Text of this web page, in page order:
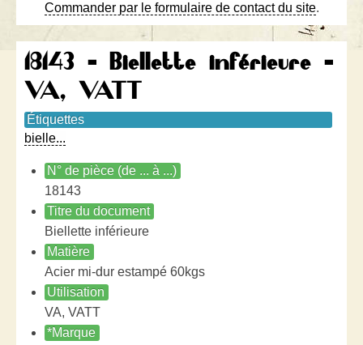
Commander par le formulaire de contact du site.
18143 - Biellette inférieure -
VA, VATT
Étiquettes
bielle...
N° de pièce (de ... à ...)
18143
Titre du document
Biellette inférieure
Matière
Acier mi-dur estampé 60kgs
Utilisation
VA, VATT
*Marque